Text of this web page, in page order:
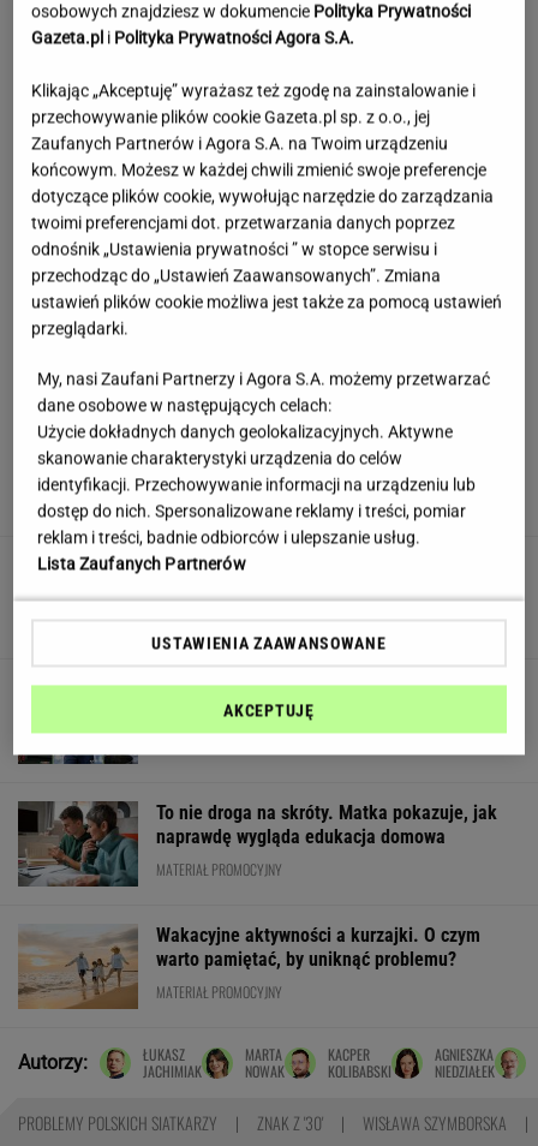
Księżniczka musi iść do wojska. Tyle czasu
spędzi w armii
Rekord padł w niewielkim stawie. Taki okaz
My podajemy dwa nazwiska, ty dopasowujesz
trzecie. Co łączy te osoby?
To nie droga na skróty. Matka pokazuje, jak
naprawdę wygląda edukacja domowa
MATERIAŁ PROMOCYJNY
Wakacyjne aktywności a kurzajki. O czym
warto pamiętać, by uniknąć problemu?
MATERIAŁ PROMOCYJNY
Autorzy:
ŁUKASZ
JACHIMIAK
MARTA
NOWAK
KACPER
KOLIBABSKI
AGNIESZKA
NIEDZIAŁEK
PROBLEMY POLSKICH SIATKARZY ZNAK Z '30' WISŁAWA SZYMBORSKA
osobowych znajdziesz w dokumencie Polityka Prywatności
Gazeta.pl i Polityka Prywatności Agora S.A.
Klikając „Akceptuję” wyrażasz też zgodę na zainstalowanie i
przechowywanie plików cookie Gazeta.pl sp. z o.o., jej
Zaufanych Partnerów i Agora S.A. na Twoim urządzeniu
końcowym. Możesz w każdej chwili zmienić swoje preferencje
dotyczące plików cookie, wywołując narzędzie do zarządzania
twoimi preferencjami dot. przetwarzania danych poprzez
odnośnik „Ustawienia prywatności ” w stopce serwisu i
przechodząc do „Ustawień Zaawansowanych”. Zmiana
ustawień plików cookie możliwa jest także za pomocą ustawień
przeglądarki.
My, nasi Zaufani Partnerzy i Agora S.A. możemy przetwarzać
dane osobowe w następujących celach:
Użycie dokładnych danych geolokalizacyjnych. Aktywne
skanowanie charakterystyki urządzenia do celów
identyfikacji. Przechowywanie informacji na urządzeniu lub
dostęp do nich. Spersonalizowane reklamy i treści, pomiar
reklam i treści, badnie odbiorców i ulepszanie usług.
Lista Zaufanych Partnerów
USTAWIENIA ZAAWANSOWANE
AKCEPTUJĘ